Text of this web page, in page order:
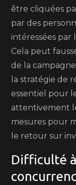
être cliquées
par des
intéressées par
Cela peut
de la
la stratégie de
essentiel pour
attentivement
mesures pour
le retour sur
Difficulté